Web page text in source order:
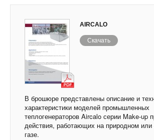
AIRCALO
Скачать
В брошюре представлены описание и
характеристики моделей промышленных
теплогенераторов Aircalo серии Make-up
действия, работающих на природном
газе.